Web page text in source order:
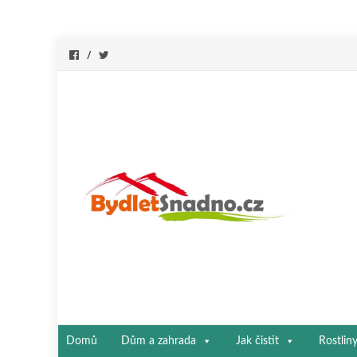
Přeskočit
Domů Dům a zahrada Jak čistit Rostliny